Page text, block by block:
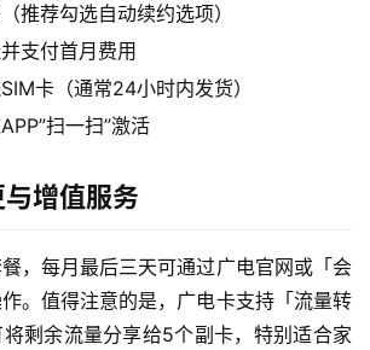
推荐勾选自动续约选项）
支付首月费用
卡（通常24小时内发货）
扫一扫”激活
增值服务
，每月最后三天可通过广电官网或「会
。值得注意的是，广电卡支持「流量转
剩余流量分享给5个副卡，特别适合家